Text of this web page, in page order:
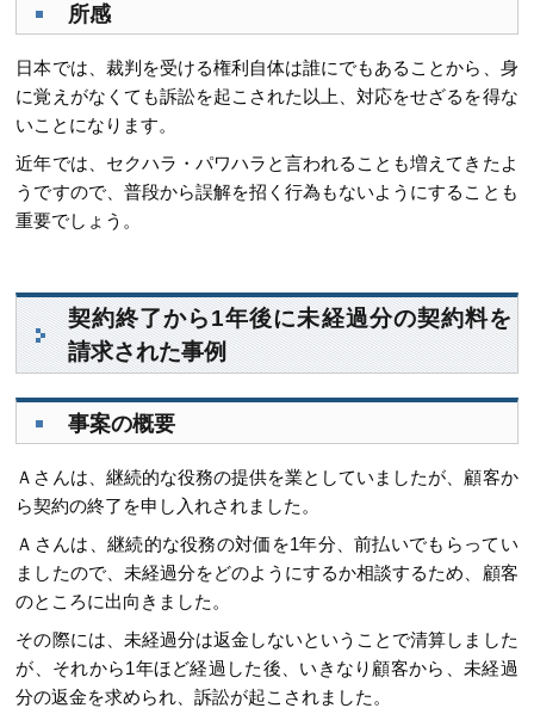
所感
日本では、裁判を受ける権利自体は誰にでもあることから、身
に覚えがなくても訴訟を起こされた以上、対応をせざるを得な
いことになります。
近年では、セクハラ・パワハラと言われることも増えてきたよ
うですので、普段から誤解を招く行為もないようにすることも
重要でしょう。
契約終了から1年後に未経過分の契約料を
請求された事例
事案の概要
Ａさんは、継続的な役務の提供を業としていましたが、顧客か
ら契約の終了を申し入れされました。
Ａさんは、継続的な役務の対価を1年分、前払いでもらってい
ましたので、未経過分をどのようにするか相談するため、顧客
のところに出向きました。
その際には、未経過分は返金しないということで清算しました
が、それから1年ほど経過した後、いきなり顧客から、未経過
分の返金を求められ、訴訟が起こされました。